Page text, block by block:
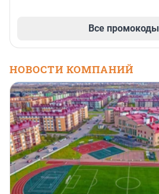
Все промокоды
НОВОСТИ КОМПАНИЙ